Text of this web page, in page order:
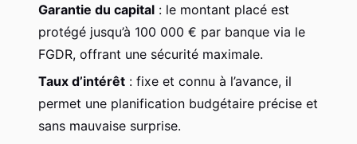
Garantie du capital : le montant placé est
protégé jusqu’à 100 000 € par banque via le
FGDR, offrant une sécurité maximale.
Taux d’intérêt : fixe et connu à l’avance, il
permet une planification budgétaire précise et
sans mauvaise surprise.